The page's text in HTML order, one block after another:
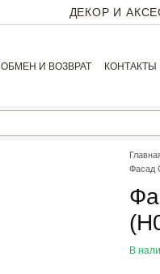
ДЕКОР И
ОБМЕН И ВОЗВРАТ КОНТАКТЫ
Фасад
В